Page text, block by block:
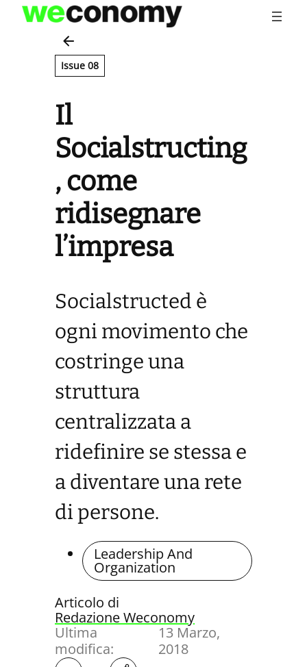
Vai
contenuto
Issue 08
Il
Socialstructing
, come
ridisegnare
l’impresa
Socialstructed è
ogni movimento che
costringe una
struttura
centralizzata a
ridefinire se stessa e
a diventare una rete
di persone.
Leadership And
Organization
Articolo di
Redazione Weconomy
Ultima
modifica:
13 Marzo,
2018